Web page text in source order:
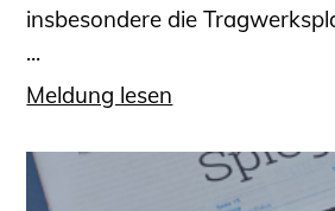
insbesondere die
...
Meldung lesen